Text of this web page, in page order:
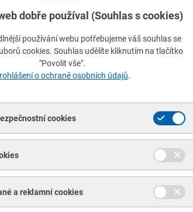
I006799-
S235JRH
dobře používal (Souhlas s cookies)
používání webu potřebujeme váš souhlas se
cookies. Souhlas udělíte kliknutím na tlačítko
"Povolit vše".
o ochraně osobních údajů.
cookies
a reklamní cookies